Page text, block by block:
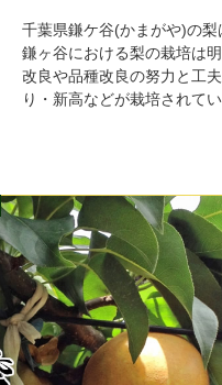
千葉県鎌ケ谷(かまがや)の梨
鎌ヶ谷における梨の栽培は
改良や品種改良の努力と工
り・新高などが栽培されてい